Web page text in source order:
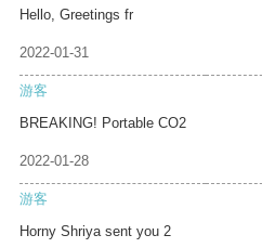
Hello, Greetings fr
2022-01-31
游客
BREAKING! Portable CO2
2022-01-28
游客
Horny Shriya sent you 2